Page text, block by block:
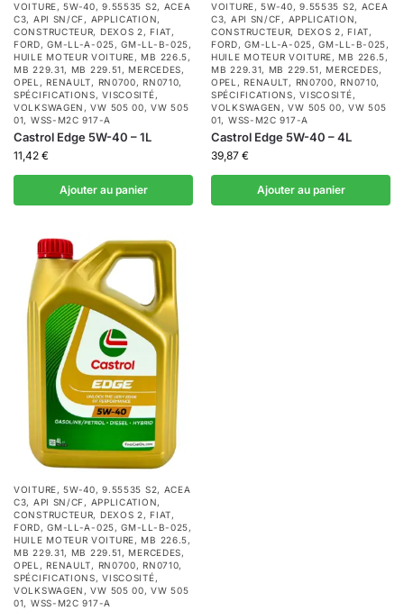
VOITURE,5W-40,9.55535 S2, ACEA
C3, API SN/CF, APPLICATION,
CONSTRUCTEUR, DEXOS 2, FIAT,
FORD,GM-LL-A-025,GM-LL-B-025,
HUILE MOTEUR VOITURE, MB 226.5,
MB 229.31, MB 229.51, MERCEDES,
OPEL , RENAULT, RN0700, RN0710,
SPÉCIFICATIONS,VISCOSITÉ,
VOLKSWAGEN ,VW 505 00,VW 505
01, WSS-M2C 917-A
Castrol Edge 5W-40 – 1L
11,42 €
Ajouter au panier
VOITURE,5W-40,9.55535 S2, ACEA
C3, API SN/CF, APPLICATION,
CONSTRUCTEUR, DEXOS 2, FIAT,
FORD,GM-LL-A-025,GM-LL-B-025,
HUILE MOTEUR VOITURE, MB 226.5,
MB 229.31, MB 229.51, MERCEDES,
OPEL , RENAULT, RN0700, RN0710,
SPÉCIFICATIONS,VISCOSITÉ,
VOLKSWAGEN ,VW 505 00,VW 505
01, WSS-M2C 917-A
Castrol Edge 5W-40 – 4L
39,87 €
Ajouter au panier
VOITURE,5W-40,9.55535 S2, ACEA
C3, API SN/CF, APPLICATION,
CONSTRUCTEUR, DEXOS 2,FIAT,
FORD,GM-LL-A-025,GM-LL-B-025,
HUILE MOTEUR VOITURE,MB 226.5,
MB 229.31, MB 229.51,MERCEDES,
OPEL ,RENAULT, RN0700,RN0710,
SPÉCIFICATIONS,VISCOSITÉ,
VOLKSWAGEN ,VW 505 00,VW 505
01, WSS-M2C 917-A